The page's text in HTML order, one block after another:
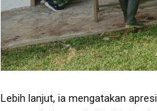
Lebih lanjut, ia mengatakan